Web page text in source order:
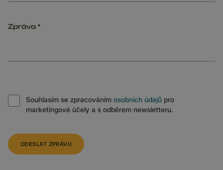
Zpráva
Souhlasím se zpracováním osobních údajů pro
marketingové účely a s odběrem newsletteru.
ODESLAT ZPRÁVU